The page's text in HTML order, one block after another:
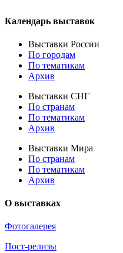
Календарь выставок
Выставки России
По городам
По тематикам
Архив
Выставки СНГ
По странам
По тематикам
Архив
Выставки Мира
По странам
По тематикам
Архив
О выставках
Фотогалерея
Пост-релизы